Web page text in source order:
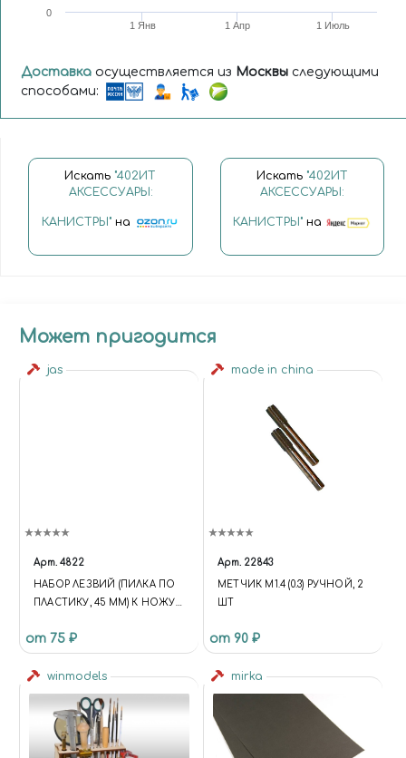
1 Янв 1 Апр 1 Июль
0
Доставка осуществляется из Москвы следующими
способами:
Искать "402ИТ
АКСЕССУАРЫ:
КАНИСТРЫ"на
Искать "402ИТ
АКСЕССУАРЫ:
КАНИСТРЫ" на
Может пригодится
jas
Арт. 4822
НАБОР ЛЕЗВИЙ (ПИЛКА ПО
ПЛАСТИКУ, 45 ММ) К НОЖУ
ШТ, JAS 4822
от 75 ₽
made in china
Арт. 22843
МЕТЧИК М1.4 (0.3) РУЧНОЙ, 2
от 90 ₽
winmodels mirka